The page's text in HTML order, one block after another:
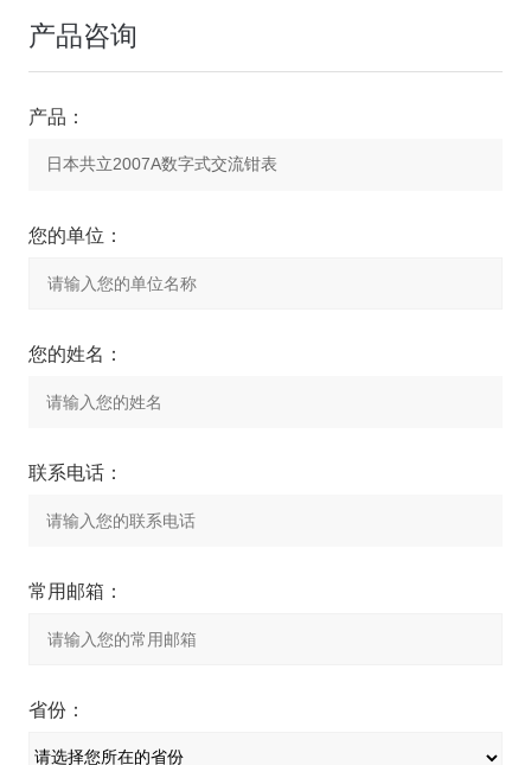
产品咨询
产品：
您的单位：
您的姓名：
联系电话：
常用邮箱：
省份：